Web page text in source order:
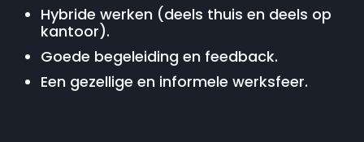
Hybride werken (deels thuis en deels op
kantoor).
Goede begeleiding en feedback.
Een gezellige en informele werksfeer.